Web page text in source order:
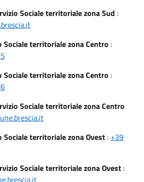
Sociale territoriale zona Sud :
Sociale territoriale zona Centro :
Sociale territoriale zona Centro :
Sociale territoriale zona Centro
Sociale territoriale zona Ovest : +39
Sociale territoriale zona Ovest :